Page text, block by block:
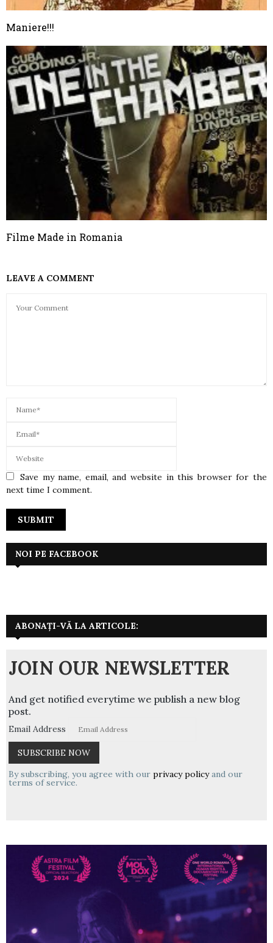
Maniere!!!
Filme Made in Romania
LEAVE A COMMENT
Save my name, email, and website in this browser for the
next time I comment.
NOI PE FACEBOOK
ABONAȚI-VĂ LA ARTICOLE:
JOIN OUR NEWSLETTER
And get notified everytime we publish a new blog
post.
Email Address
By subscribing, you agree with our privacy policyand our
terms of service.